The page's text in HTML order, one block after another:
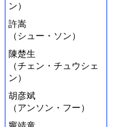
ン）
許嵩
（シュー・ソン）
陳楚生
（チェン・チュウシェ
ン）
胡彦斌
（アンソン・フー）